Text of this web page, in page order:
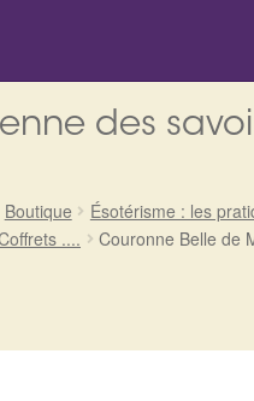
des
Boutique Ésotérisme : les
....
Couronne Belle de